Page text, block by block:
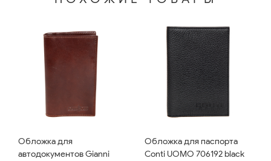
Обложка для
автодокументов Gianni
Обложка для паспорта
Conti UOMO 706192 black